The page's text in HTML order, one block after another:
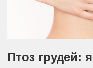
Птоз грудей: